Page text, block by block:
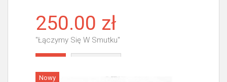
250.00 zł
"Łączymy Się W Smutku"
Nowy